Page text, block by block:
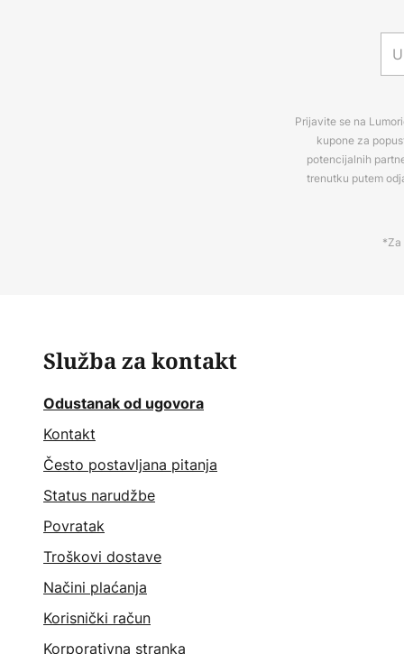
Prijavite se na
kupone za
potencijalnih
trenutku putem
*Za
Služba za kontakt
Odustanak od ugovora
Kontakt
Često postavljana pitanja
Status narudžbe
Povratak
Troškovi dostave
Načini plaćanja
Korisnički račun
Korporativna stranka